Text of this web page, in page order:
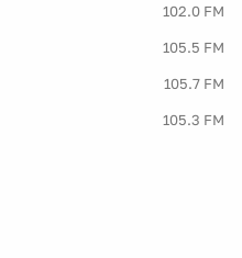
102.0 FM
105.5 FM
105.7 FM
105.3 FM